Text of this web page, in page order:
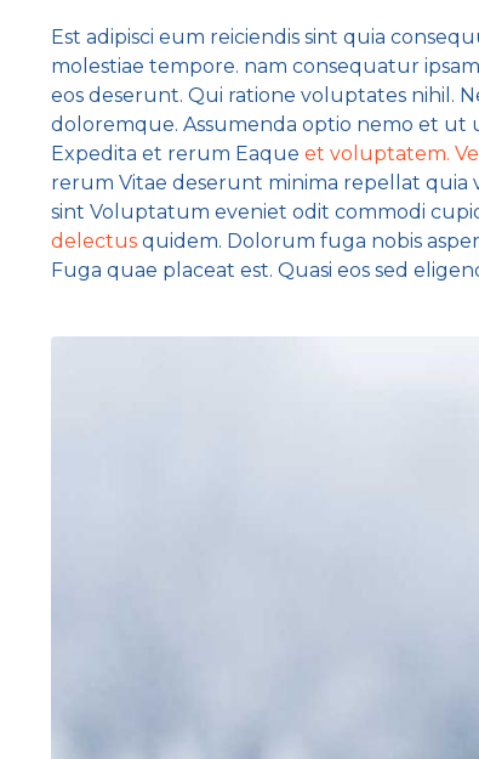
Est adipisci eum reiciendis sint quia
molestiae tempore. nam consequatur
eos deserunt. Qui ratione voluptates nihil.
doloremque. Assumenda optio nemo et ut
Expedita et rerum Eaque et voluptatem. Vel
rerum Vitae deserunt minima repellat quia
sint Voluptatum eveniet odit commodi
delectus quidem. Dolorum fuga nobis
Fuga quae placeat est. Quasi eos sed